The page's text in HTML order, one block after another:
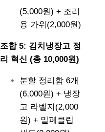
(5,000원) + 조리
용 가위(2,000원)
조합 5: 김치냉장고 정
리 혁신 (총 10,000원)
분할 정리함 6개
(6,000원) + 냉장
고 라벨지(2,000
원) + 밀폐클립